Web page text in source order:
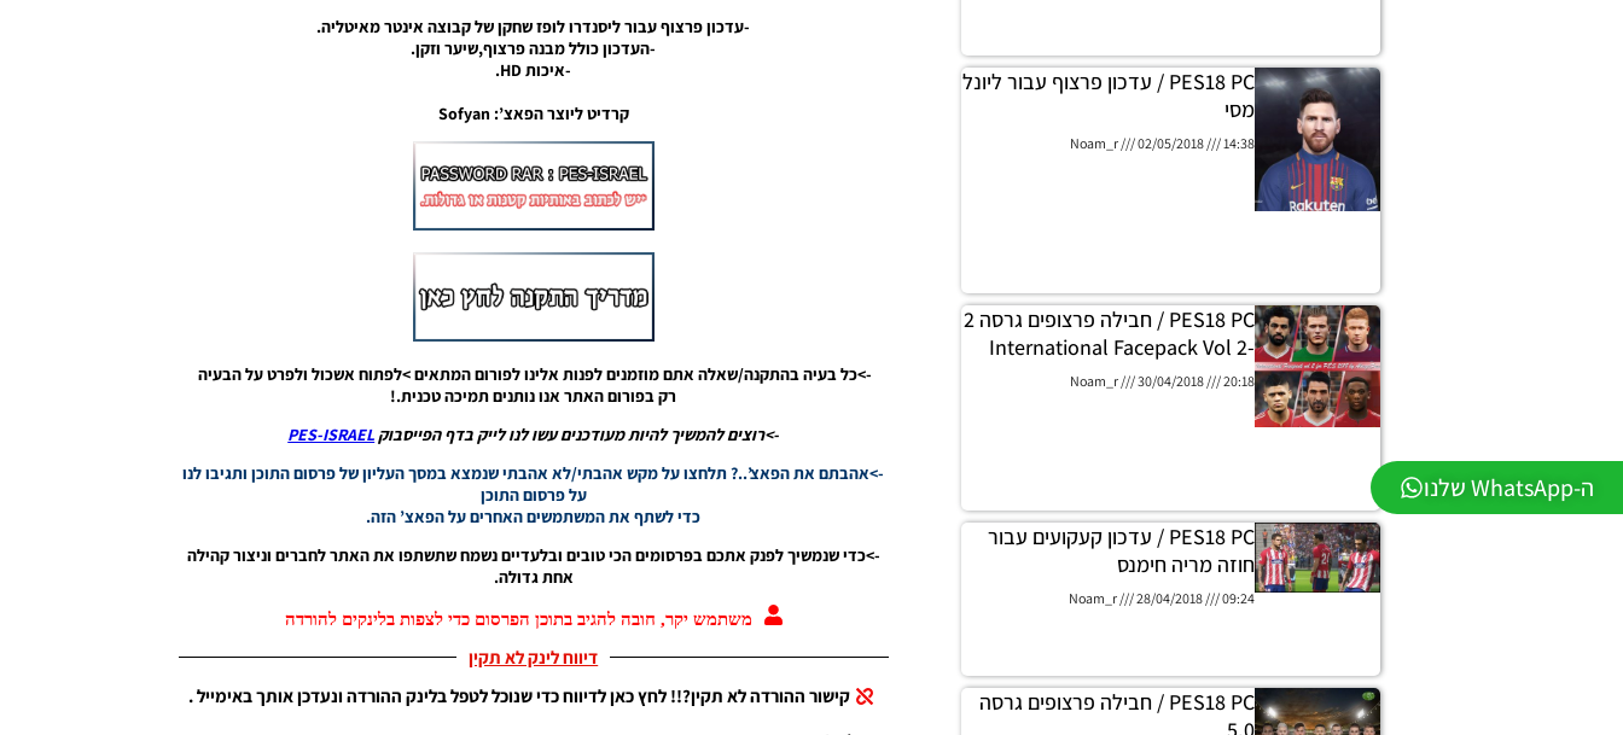
ה-WhatsApp שלנו
-עדכון פרצוף עבור ליסנדרו לופז שחקן של קבוצה אינטר מאיטליה.
-העדכון כולל מבנה פרצוף,שיער וזקן.
-איכות HD.
קרדיט ליוצר הפאצ’: Sofyan
->כל בעיה בהתקנה/שאלה אתם מוזמנים לפנות אלינו לפורום המתאים >לפתוח אשכול ולפרט על הבעיה
רק בפורום האתר אנו נותנים תמיכה טכנית.!
->רוצים להמשיך להיות מעודכנים עשו לנו לייק בדף הפייסבוקPES-ISRAEL
->אהבתם את הפאצ’..? תלחצו על מקש אהבתי/לא אהבתי שנמצא במסך העליון של פרסום התוכן ותגיבו לנו
על פרסום התוכן
כדי לשתף את המשתמשים האחרים על הפאצ’ הזה.
->כדי שנמשיך לפנק אתכם בפרסומים הכי טובים ובלעדיים נשמח שתשתפו את האתר לחברים וניצור קהילה
אחת גדולה.
משתמש יקר, חובה להגיב בתוכן הפרסום כדי לצפות בלינקים להורדה
דיווח לינק לא תקין
קישור ההורדה לא תקין?!! לחץ כאן לדיווח כדי שנוכל לטפל בלינק ההורדה ונעדכן אותך באימייל .
PES18 PC / עדכון פרצוף עבור ליונל
מסי
Noam_r 02/05/2018 14:38
PES18 PC / חבילה פרצופים גרסה 2
-International Facepack Vol 2
Noam_r 30/04/2018 20:18
PES18 PC / עדכון קעקועים עבור
חוזה מריה חימנס
Noam_r 28/04/2018 09:24
PES18 PC / חבילה פרצופים גרסה